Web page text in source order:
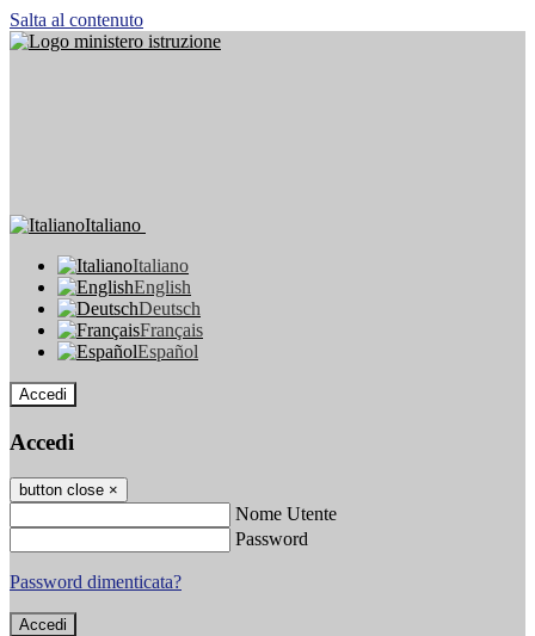
Salta al contenuto
Italiano
Italiano
English
Deutsch
Français
Español
Accedi
Accedi
button close ×
Nome Utente
Password
Password dimenticata?